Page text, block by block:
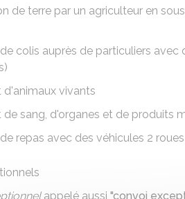
de terre par un agriculteur en
colis auprès de particuliers
d'animaux vivants
de sang, d'organes et de produits
repas avec des véhicules 2
appelé aussi "convoi